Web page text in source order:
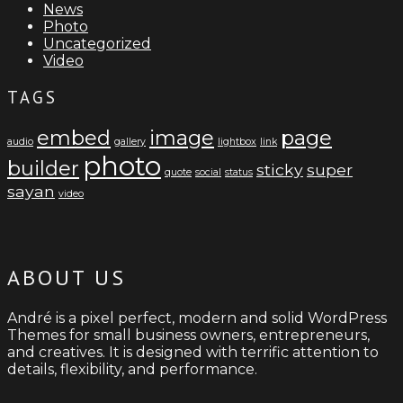
News
Photo
Uncategorized
Video
TAGS
audio embed gallery image lightbox link page
builder photo quote social status stickysuper
sayan video
ABOUT US
André is a pixel perfect, modern and solid WordPress
Themes for small business owners, entrepreneurs,
and creatives. It is designed with terrific attention to
details, flexibility, and performance.